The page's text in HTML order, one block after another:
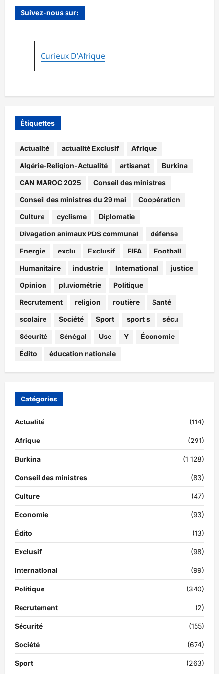
Suivez-nous sur:
Curieux D'Afrique
Étiquettes
Actualité actualité Exclusif Afrique
Algérie-Religion-Actualité artisanat Burkina
CAN MAROC 2025 Conseil des ministres
Conseil des ministres du 29 mai Coopération
Culture cyclisme Diplomatie
Divagation animaux PDS communal défense
Energie exclu Exclusif FIFA Football
Humanitaire industrie International justice
Opinion pluviométrie Politique
Recrutement religion routière Santé
scolaire Société Sport sport s sécu
Sécurité Sénégal Use Y Économie
Édito éducation nationale
Catégories
Actualité (114)
Afrique (291)
Burkina (1 128)
Conseil des ministres (83)
Culture (47)
Economie (93)
Édito (13)
Exclusif (98)
International (99)
Politique (340)
Recrutement (2)
Sécurité (155)
Société (674)
Sport (263)